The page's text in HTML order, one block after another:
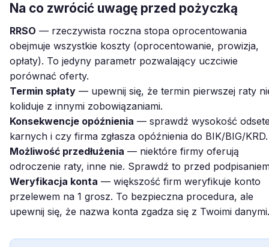
Na co zwrócić uwagę przed pożyczką
RRSO — rzeczywista roczna stopa oprocentowania
obejmuje wszystkie koszty (oprocentowanie, prowizja,
opłaty). To jedyny parametr pozwalający uczciwie
porównać oferty.
Termin spłaty — upewnij się, że termin pierwszej raty
koliduje z innymi zobowiązaniami.
Konsekwencje opóźnienia — sprawdź wysokość
karnych i czy firma zgłasza opóźnienia do BIK/BIG/KRD.
Możliwość przedłużenia — niektóre firmy oferują
odroczenie raty, inne nie. Sprawdź to przed
Weryfikacja konta — większość firm weryfikuje konto
przelewem na 1 grosz. To bezpieczna procedura, ale
upewnij się, że nazwa konta zgadza się z Twoimi danymi.